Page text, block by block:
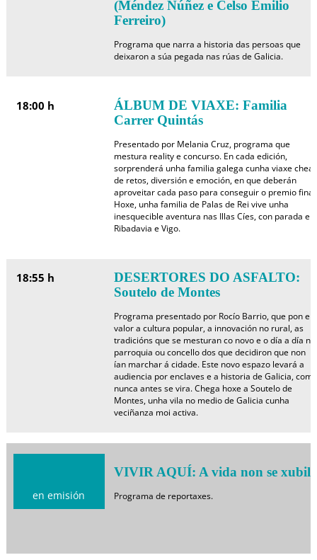
(Méndez Núñez e Celso Emilio
Ferreiro)
Programa que narra a historia das persoas que
deixaron a súa pegada nas rúas de Galicia.
18:00 h
ÁLBUM DE VIAXE: Familia
Carrer Quintás
Presentado por Melania Cruz, programa que
mestura reality e concurso. En cada edición,
sorprenderá unha familia galega cunha viaxe chea
de retos, diversión e emoción, en que deberán
aproveitar cada paso para conseguir o premio final.
Hoxe, unha familia de Palas de Rei vive unha
inesquecible aventura nas Illas Cíes, con parada en
Ribadavia e Vigo.
18:55 h
DESERTORES DO ASFALTO:
Soutelo de Montes
Programa presentado por Rocío Barrio, que pon en
valor a cultura popular, a innovación no rural, as
tradicións que se mesturan co novo e o día a día na
parroquia ou concello dos que decidiron que non
ían marchar á cidade. Este novo espazo levará a
audiencia por enclaves e a historia de Galicia, coma
nunca antes se vira. Chega hoxe a Soutelo de
Montes, unha vila no medio de Galicia cunha
veciñanza moi activa.
en emisión
VIVIR AQUÍ: A vida non se xubila
Programa de reportaxes.